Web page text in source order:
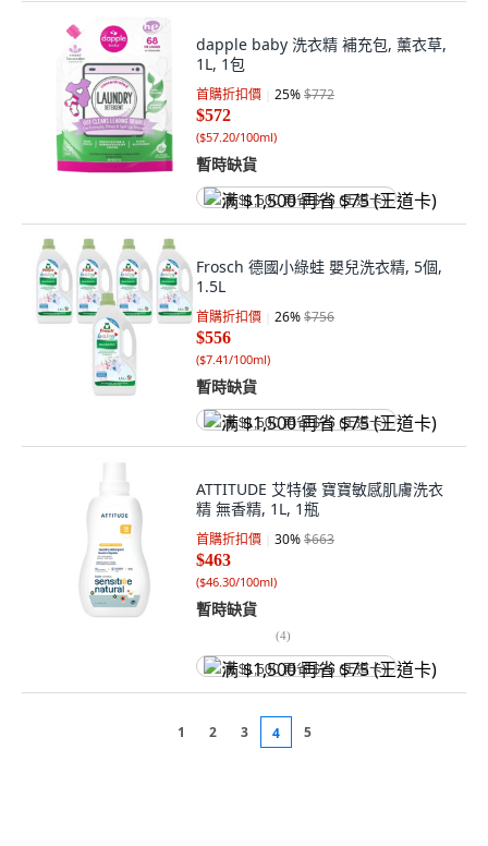
dapple baby 洗衣精 補充包, 薰衣草,
1L, 1包
首購折扣價 25%$772
$572
($57.20/100ml)
暫時缺貨
满 $1,500 再省 $75 (王道卡)
Frosch 德國小綠蛙 嬰兒洗衣精, 5個,
1.5L
首購折扣價 26%$756
$556
($7.41/100ml)
暫時缺貨
满 $1,500 再省 $75 (王道卡)
ATTITUDE 艾特優 寶寶敏感肌膚洗衣
精 無香精, 1L, 1瓶
首購折扣價 30%$663
$463
($46.30/100ml)
暫時缺貨
(4)
满 $1,500 再省 $75 (王道卡)
1 2 3 4 5